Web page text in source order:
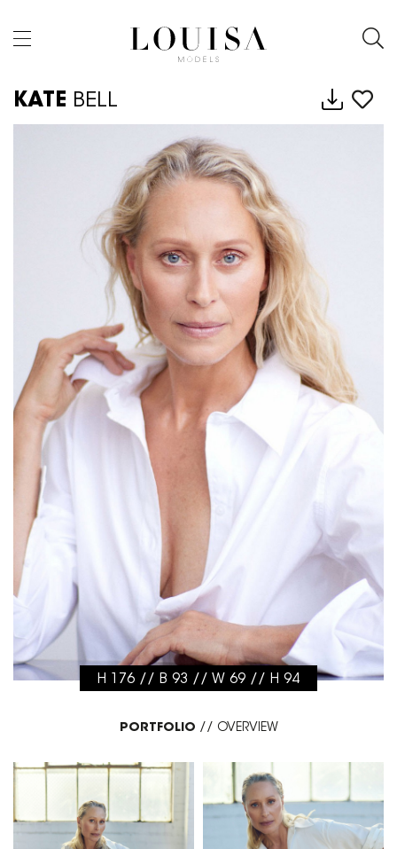
KATE BELL
H 176 // B 93 // W 69 // H 94
PORTFOLIO // OVERVIEW